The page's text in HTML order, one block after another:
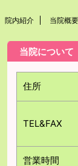
院内紹介 当院概
当院について
住所
TEL&FAX
営業時間